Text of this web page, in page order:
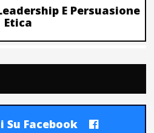
E Persuasione
Etica
Facebook